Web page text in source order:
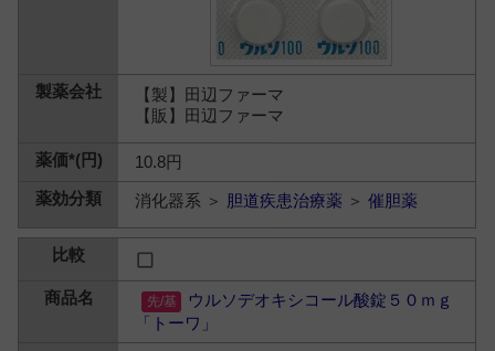
【製】田辺ファーマ
【販】田辺ファーマ
10.8円
消化器系 ＞ 胆道疾患治療薬 ＞催胆薬
ウルソデオキシコール酸錠５０ｍｇ
「トーワ」